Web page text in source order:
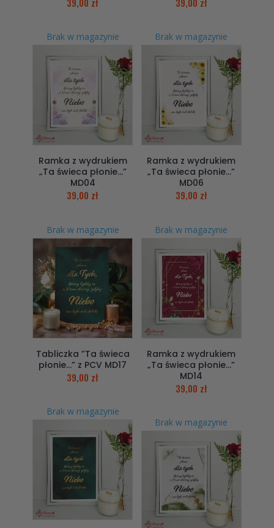
Brak w magazynie
Ramka z wydrukiem
„Ta świeca płonie…”
MD04
39,00 zł
Brak w magazynie
Ramka z wydrukiem
„Ta świeca płonie…”
MD06
39,00 zł
Brak w magazynie
Tabliczka ”Ta świeca
płonie…” z PCV MD17
39,00 zł
Brak w magazynie
Ramka z wydrukiem
„Ta świeca płonie…”
MD14
39,00 zł
Brak w magazynie
Brak w magazynie